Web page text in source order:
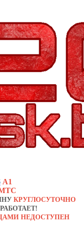
А1
КРУГЛОСУТОЧНО
НЕДОСТУПЕН